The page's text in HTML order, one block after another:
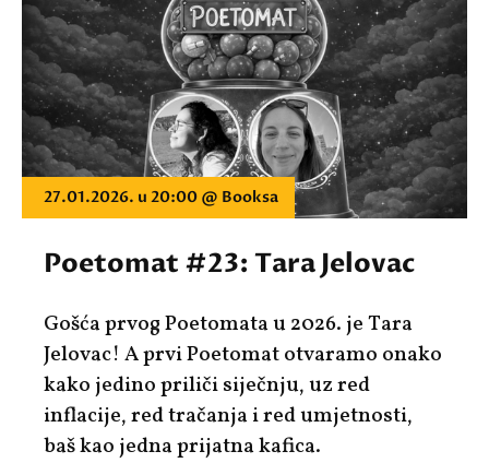
27.01.2026. u 20:00 @ Booksa
Poetomat #23: Tara Jelovac
Gošća prvog Poetomata u 2026. je Tara
Jelovac! A prviPoetomatotvaramo onako
kako jedino priliči siječnju, uz red
inflacije, red tračanja i red umjetnosti,
baš kao jedna prijatna kafica.